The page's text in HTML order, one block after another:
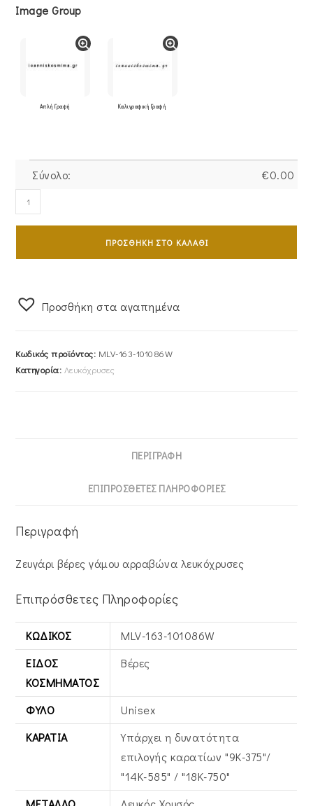
Image Group
Απλή Γραφή Καλιγραφική Γραφή
Σύνολο: €0.00
Ζευγάρι
Βέρες
163-
ΠΡΟΣΘΉΚΗ ΣΤΟ ΚΑΛΆΘΙ
Προσθήκη στα αγαπημένα
Κωδικός προϊόντος: MLV-163-101086W
Κατηγορία: Λευκόχρυσες
ΠΕΡΙΓΡΑΦΉ
ΕΠΙΠΡΌΣΘΕΤΕΣ ΠΛΗΡΟΦΟΡΊΕΣ
Περιγραφή
Ζευγάρι βέρες γάμου αρραβώνα λευκόχρυσες
Επιπρόσθετες Πληροφορίες
ΚΩΔΙΚΌΣ
MLV-163-101086W
ΕΊΔΟΣ
ΚΟΣΜΉΜΑΤΟΣ
Βέρες
ΦΎΛΟ
Unisex
ΚΑΡΆΤΙΑ
Υπάρχει η δυνατότητα
επιλογής καρατίων "9Κ-375"/
"14Κ-585" / "18Κ-750"